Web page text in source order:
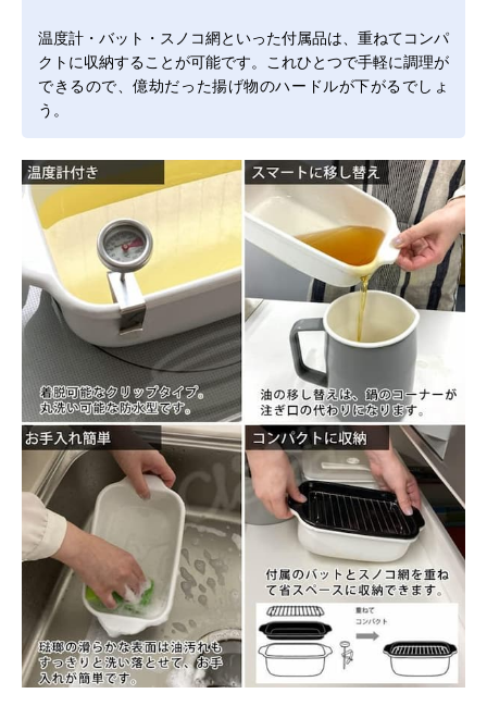
温度計・バット・スノコ網といった付属品は、重ねてコンパ
クトに収納することが可能です。これひとつで手軽に調理が
できるので、億劫だった揚げ物のハードルが下がるでしょ
う。